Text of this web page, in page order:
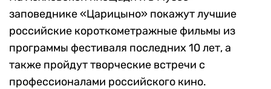
заповеднике «Царицыно» покажут лучшие
российские короткометражные фильмы из
программы фестиваля последних 10 лет, а
также пройдут творческие встречи с
профессионалами российского кино.